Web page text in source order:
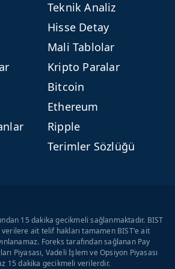
Teknik Analiz
Hisse Detay
Mali Tablolar
Kripto Paralar
Bitcoin
Ethereum
Ripple
Terimler Sözlüğü
15 dakika gecikmeli sağlanmaktadır. BIST
ait telif hakları tamamen BIST'e ait
Foreks tarafından sağlanan Pay
Piyasası, Vadeli İşlem ve Opsiyon Piyasası
15 dakika gecikmeli verilerdir.